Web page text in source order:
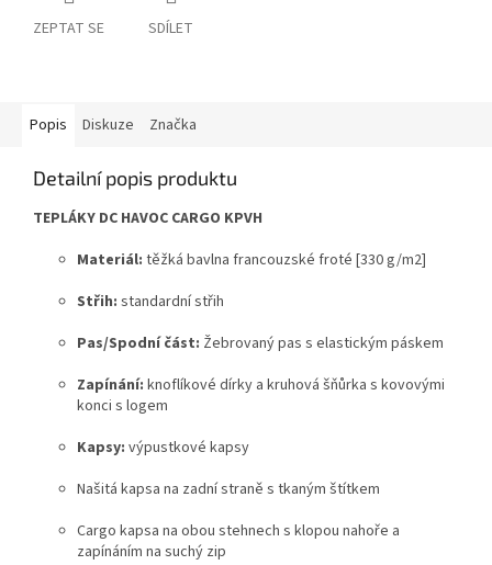
ZEPTAT SE SDÍLET
Popis Diskuze Značka
Detailní popis produktu
TEPLÁKY DC HAVOC CARGO KPVH
Materiál: těžká bavlna francouzské froté [330 g/m2]
Střih: standardní střih
Pas/Spodní část: Žebrovaný pas s elastickým páskem
Zapínání: knoflíkové dírky a kruhová šňůrka s kovovými
konci s logem
Kapsy: výpustkové kapsy
Našitá kapsa na zadní straně s tkaným štítkem
Cargo kapsa na obou stehnech s klopou nahoře a
zapínáním na suchý zip